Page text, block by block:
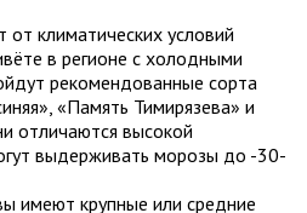
климатических условий
в регионе с холодными
рекомендованные сорта
«Память Тимирязева» и
отличаются высокой
выдерживать морозы до -30-
имеют крупные или средние